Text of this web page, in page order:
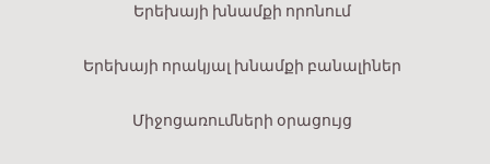
Երեխայի խնամքի որոնում
Երեխայի որակյալ խնամքի բանալիներ
Միջոցառումների օրացույց